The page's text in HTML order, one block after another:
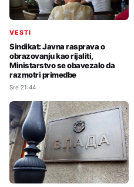
VESTI
Sindikat: Javna rasprava o
obrazovanju kao rijaliti,
Ministarstvo se obavezalo da
razmotri primedbe
Sre 21:44